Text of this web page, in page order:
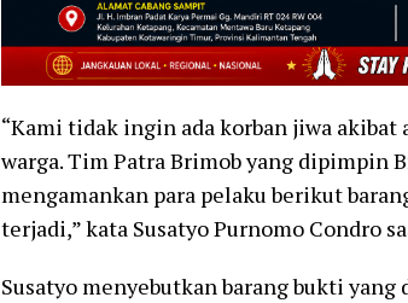
“Kami tidak ingin ada korban jiwa
warga. Tim Patra Brimob yang dipimpin
mengamankan para pelaku berikut
terjadi,” kata Susatyo Purnomo Condro
Susatyo menyebutkan barang bukti